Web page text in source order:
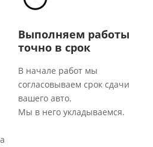
Выполняем работы
точно в срок
В начале работ мы
согласовываем срок сдачи
вашего авто.
Мы в него укладываемся.